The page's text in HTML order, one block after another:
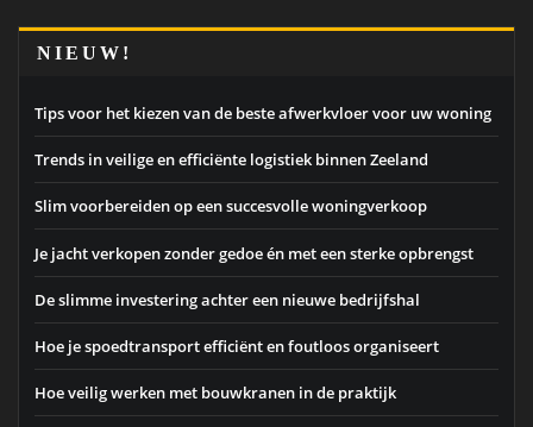
NIEUW!
Tips voor het kiezen van de beste afwerkvloer voor uw woning
Trends in veilige en efficiënte logistiek binnen Zeeland
Slim voorbereiden op een succesvolle woningverkoop
Je jacht verkopen zonder gedoe én met een sterke opbrengst
De slimme investering achter een nieuwe bedrijfshal
Hoe je spoedtransport efficiënt en foutloos organiseert
Hoe veilig werken met bouwkranen in de praktijk